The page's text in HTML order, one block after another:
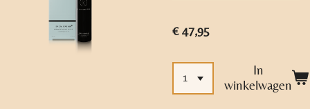
€ 47,95
In
winkelwagen